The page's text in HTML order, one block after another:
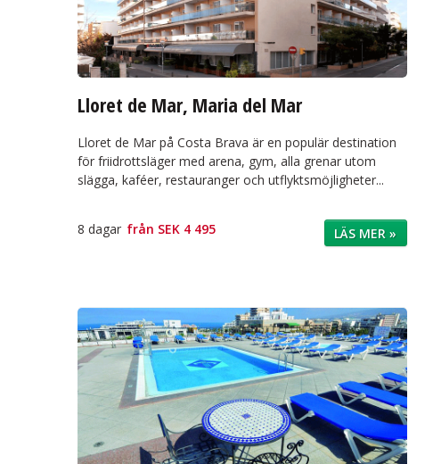
Lloret de Mar, Maria del Mar
Lloret de Mar på Costa Brava är en populär destination
för friidrottsläger med arena, gym, alla grenar utom
slägga, kaféer, restauranger och utflyktsmöjligheter...
8 dagar från SEK 4 495 LÄS MER »